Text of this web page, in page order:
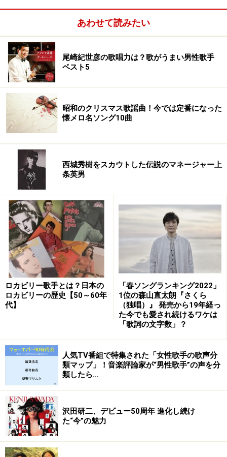
すけど、お芝居に対してあまりに軽いノリを求める層が
いますよね。
ちょうどこないだ公演が終わって送り出しの時に、お客
さんから思ってもみない感想を言われたんですよ。｢お芝
居が暗い。もっと明るくおちゃらけろ｣というような内容
の感想だったんですけど、どうにも納得できなくて……
ガイド：小林劇団ってシリアスな泣きのお芝居が売りで
すもんね。
真：そうなんですよ。それは劇団が始まって以来の方針
ですから。もちろん息がつまらないように随所に笑える
ポイントは作ってるんですけど、そのお客さんが言うの
は｢もっとふざけてお芝居しろ。下ネタも入れたら｣って
いうことなんですよね。
｢ふざけてたらまともなお芝居なんて出来ないし、なんで
まともなお芝居で関係ない下ネタなんか言わなくちゃい
けないの？｣って思ったんですけど、そこまで正面きって
否定されるとさすがに落ち込みました。食事もできなく
なるくらい。
ガイド：明るいお芝居する劇団ばかりを見慣れすぎちゃ
ってるんですかね。個人的にはお芝居って観る側のセン
スも問われるべきだと思うんで、真さんには我が道をつ
らぬいてほしいです。そういうことで思い悩んでしまう
人柄は好きですけどね。
あわせて読みたい
尾崎紀世彦の歌唱力は？歌がうまい男性歌手
ベスト5
昭和のクリスマス歌謡曲！今では定番になった
懐メロ名ソング10曲
西城秀樹をスカウトした伝説のマネージャー上
条英男
ロカビリー歌手とは？日本の
ロカビリーの歴史【50～60年
代】
「春ソングランキング2022」
1位の森山直太朗『さくら
（独唱）』 発売から19年経っ
た今でも愛され続けるワケは
「歌詞の文字数」？
人気TV番組で特集された「女性歌手の歌声分
類マップ」！音楽評論家が“男性歌手”の声を分
類したら…
沢田研二、デビュー50周年 進化し続け
た“今”の魅力